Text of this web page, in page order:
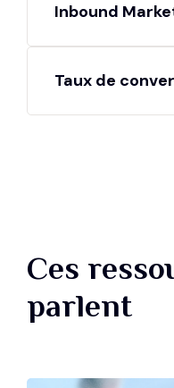
Inbound
Taux de
Ces
parlent